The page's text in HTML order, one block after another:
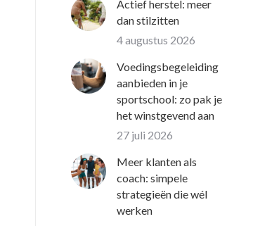
Actief herstel: meer
dan stilzitten
4 augustus 2026
Voedingsbegeleiding
aanbieden in je
sportschool: zo pak je
het winstgevend aan
27 juli 2026
Meer klanten als
coach: simpele
strategieën die wél
werken